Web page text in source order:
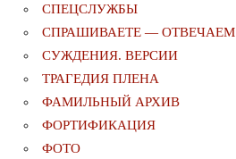
СПЕЦСЛУЖБЫ
СПРАШИВАЕТЕ — ОТВЕЧАЕМ
СУЖДЕНИЯ. ВЕРСИИ
ТРАГЕДИЯ ПЛЕНА
ФАМИЛЬНЫЙ АРХИВ
ФОРТИФИКАЦИЯ
ФОТО